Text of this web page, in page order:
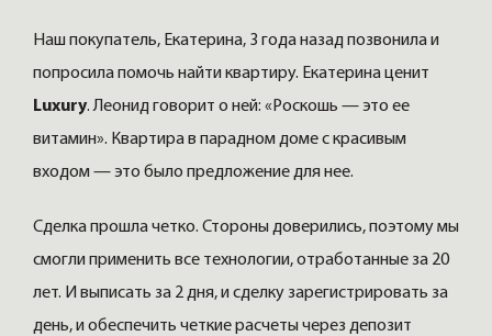
Наш покупатель, Екатерина, 3 года назад позвонила и
попросила помочь найти квартиру. Екатерина ценит
Luxury. Леонид говорит о ней: «Роскошь — это ее
витамин». Квартира в парадном доме с красивым
входом — это было предложение для нее.
Сделка прошла четко. Стороны доверились, поэтому мы
смогли применить все технологии, отработанные за 20
лет. И выписать за 2 дня, и сделку зарегистрировать за
день, и обеспечить четкие расчеты через депозит